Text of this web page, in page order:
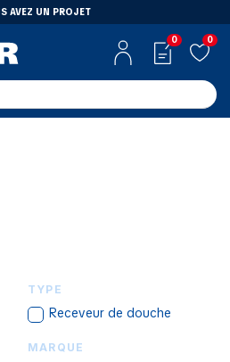
AVEZ UN PROJET
0 0
TYPE
Receveur de douche
MARQUE